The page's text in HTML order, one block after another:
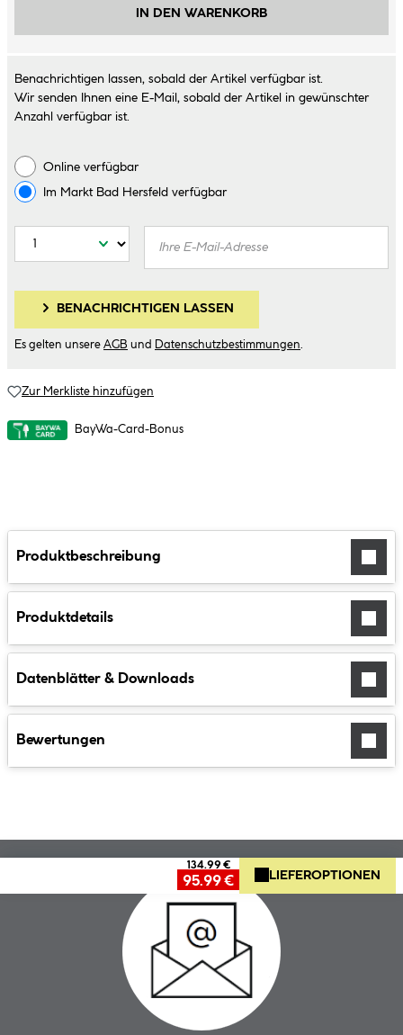
IN DEN WARENKORB
Benachrichtigen lassen, sobald der Artikel verfügbar ist.
Wir senden Ihnen eine E-Mail, sobald der Artikel in gewünschter
Anzahl verfügbar ist.
Online verfügbar
Im Markt Bad Hersfeld verfügbar
BENACHRICHTIGEN LASSEN
Es gelten unsere AGB und Datenschutzbestimmungen
Zur Merkliste hinzufügen
BayWa-Card-Bonus
Produktbeschreibung
Produktdetails
Datenblätter & Downloads
Bewertungen
134.99 €
95.99 € LIEFEROPTIONEN